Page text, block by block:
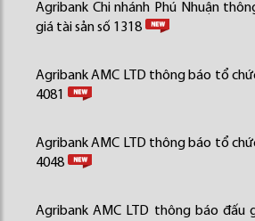
Agribank Chi nhánh Phú Nhuận
giá tài sản số 1318
Agribank AMC LTD thông báo tổ
4081
Agribank AMC LTD thông báo tổ
4048
Agribank AMC LTD thông báo đấu